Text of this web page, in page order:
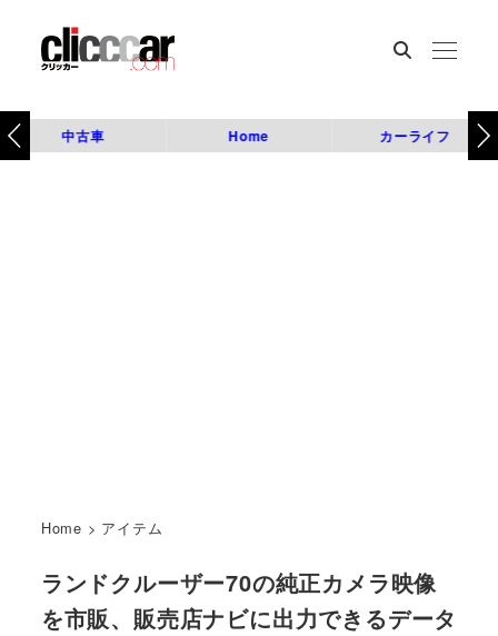
中古車 Home カーライフ
Home > アイテム
ランドクルーザー70の純正カメラ映像
を市販、販売店ナビに出力できるデータ